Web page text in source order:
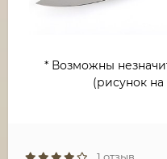
* Возможны
(рисунок